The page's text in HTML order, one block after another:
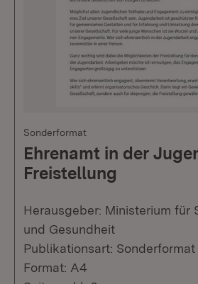
Sonderformat
Ehrenamt in der
Freistellung
Herausgeber: Ministerium für
und Gesundheit
Publikationsart: Sonderformat
Format: A4